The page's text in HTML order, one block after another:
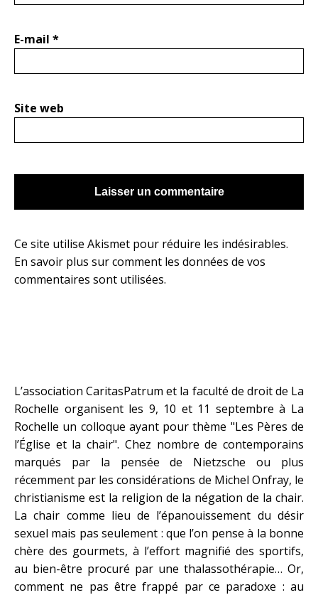
E-mail *
Site web
Ce site utilise Akismet pour réduire les indésirables.
En savoir plus sur comment les données de vos
commentaires sont utilisées.
L’association CaritasPatrum et la faculté de droit de La
Rochelle organisent les 9, 10 et 11 septembre à La
Rochelle un colloque ayant pour thème "Les Pères de
l’Église et la chair". Chez nombre de contemporains
marqués par la pensée de Nietzsche ou plus
récemment par les considérations de Michel Onfray, le
christianisme est la religion de la négation de la chair.
La chair comme lieu de l’épanouissement du désir
sexuel mais pas seulement : que l’on pense à la bonne
chère des gourmets, à l’effort magnifié des sportifs,
au bien-être procuré par une thalassothérapie… Or,
comment ne pas être frappé par ce paradoxe : au